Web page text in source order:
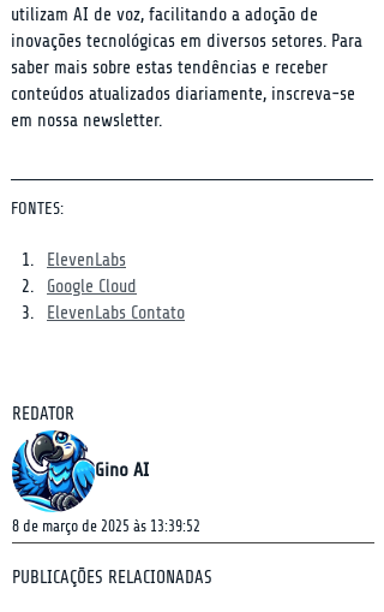
utilizam AI de voz, facilitando a adoção de
inovações tecnológicas em diversos setores. Para
saber mais sobre estas tendências e receber
conteúdos atualizados diariamente, inscreva-se
em nossa newsletter.
FONTES:
ElevenLabs
Google Cloud
ElevenLabs Contato
REDATOR
Gino AI
8 de março de 2025 às 13:39:52
PUBLICAÇÕES RELACIONADAS